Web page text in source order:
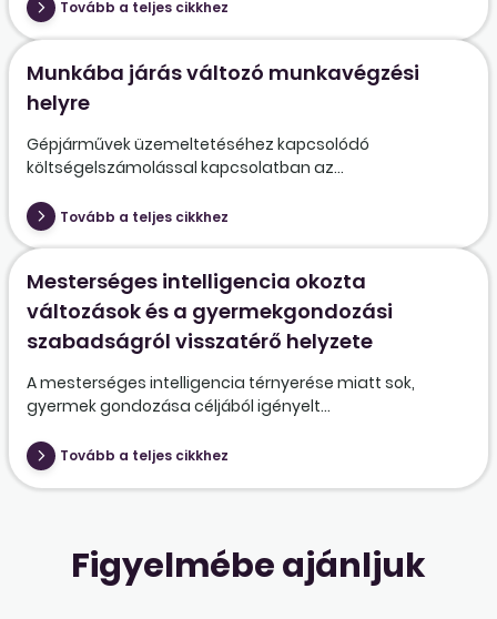
Tovább a teljes cikkhez
Munkába járás változó munkavégzési
helyre
Gépjárművek üzemeltetéséhez kapcsolódó
költségelszámolással kapcsolatban az...
Tovább a teljes cikkhez
Mesterséges intelligencia okozta
változások és a gyermekgondozási
szabadságról visszatérő helyzete
A mesterséges intelligencia térnyerése miatt sok,
gyermek gondozása céljából igényelt...
Tovább a teljes cikkhez
Figyelmébe ajánljuk